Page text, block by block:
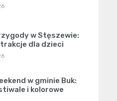
w Stęszewie:
dla dzieci
w gminie Buk:
i kolorowe